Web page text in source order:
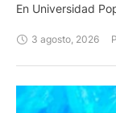
En Universidad
3 agosto, 2026